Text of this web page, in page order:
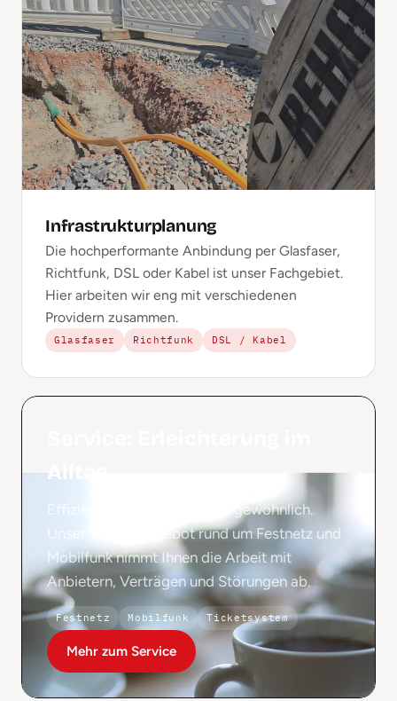
Infrastrukturplanung
Die hochperformante Anbindung per Glasfaser,
Richtfunk, DSL oder Kabel ist unser Fachgebiet.
Hier arbeiten wir eng mit verschiedenen
Providern zusammen.
Glasfaser Richtfunk DSL / Kabel
Alltag
Effizient. Zuverlässig. Außergewöhnlich.
Unser Serviceangebot rund um Festnetz und
Mobilfunk nimmt Ihnen die Arbeit mit
Anbietern, Verträgen und Störungen ab.
Festnetz Mobilfunk Ticketsystem
Mehr zum Service